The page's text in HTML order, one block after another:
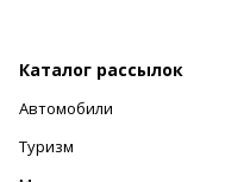
Каталог рассылок
Автомобили
Туризм